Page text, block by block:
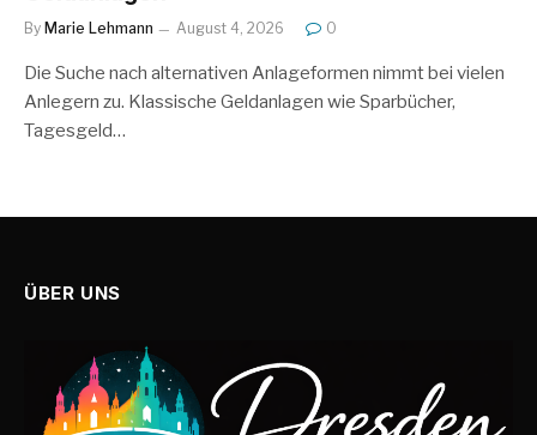
By Marie Lehmann August 4, 2026 0
Die Suche nach alternativen Anlageformen nimmt bei vielen
Anlegern zu. Klassische Geldanlagen wie Sparbücher,
Tagesgeld…
ÜBER UNS